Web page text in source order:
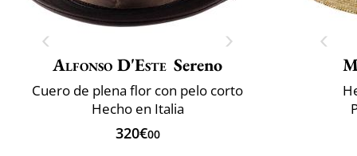
Alfonso D'Este Sereno
Cuero de plena flor con pelo corto
Hecho en Italia
320€00